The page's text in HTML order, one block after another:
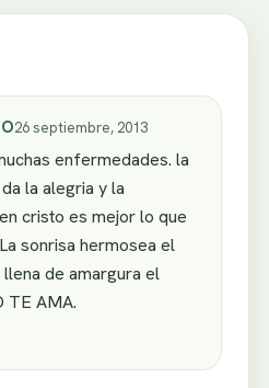
26 septiembre, 2013
enfermedades. la
la alegria y la
cristo es mejor lo que
sonrisa hermosea el
de amargura el
TE AMA.